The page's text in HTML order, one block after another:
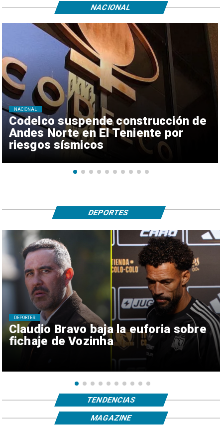
Codelco suspende construcción de
Andes Norte en El Teniente por
riesgos sísmicos
NACIONAL
NACIONAL
Claudio Bravo baja la euforia sobre
fichaje de Vozinha
DEPORTES
DEPORTES
TENDENCIAS
MAGAZINE